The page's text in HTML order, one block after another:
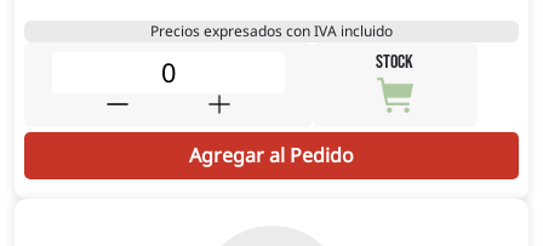
Precios expresados con IVA incluido
STOCK
Agregar al Pedido